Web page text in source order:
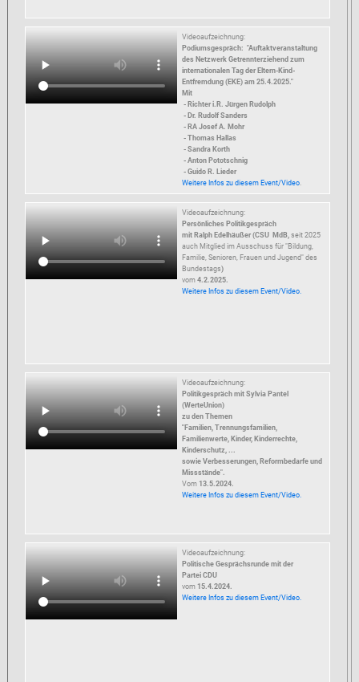
Videoaufzeichnung:
Podiumsgespräch: "Auftaktveranstaltung
des Netzwerk Getrennterziehend zum
internationalen Tag der Eltern-Kind-
Entfremdung (EKE) am 25.4.2025."
Mit
- Richter i.R. Jürgen Rudolph
- Dr. Rudolf Sanders
- RA Josef A. Mohr
- Thomas Hallas
- Sandra Korth
- Anton Pototschnig
- Guido R. Lieder
Weitere Infos zu diesem Event/Video.
Videoaufzeichnung:
Persönliches Politikgespräch
mit Ralph Edelhäußer (CSU MdB, seit 2025
auch Mitglied im Ausschuss für "Bildung,
Familie, Senioren, Frauen und Jugend" des
Bundestags)
vom4.2.2025.
Weitere Infos zu diesem Event/Video.
Videoaufzeichnung:
Politikgespräch mit Sylvia Pantel
(WerteUnion)
zu den Themen
"Familien, Trennungsfamilien,
Familienwerte, Kinder, Kinderrechte,
Kinderschutz, ...
sowie Verbesserungen, Reformbedarfe und
Missstände".
Vom13.5.2024.
Weitere Infos zu diesem Event/Video.
Videoaufzeichnung:
Politische Gesprächsrunde mit der
Partei CDU
vom 15.4.2024.
Weitere Infos zu diesem Event/Video.